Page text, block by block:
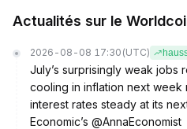
Actualités sur le
2026-08-08 17:30 (UTC)
July’s surprisingly weak
cooling in inflation next week
interest rates steady at its
Economic’s @AnnaEconomist